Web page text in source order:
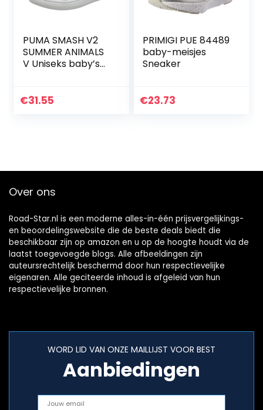
PUMA SMASH V2
SUMMER ANIMALS
V Uniseks baby’s
€31.55
PRIMIGI PUE 84489
baby-meisjes
Sneaker
€23.73
Over ons
Road-Star.nl is een moderne alles-in-één prijsvergelijkings-
en beoordelingswebsite die de beste deals biedt die
beschikbaar zijn op amazon en u op de hoogte houdt via de
laatst toegevoegde blogs. Alle afbeeldingen zijn
auteursrechtelijk beschermd door hun respectievelijke
eigenaren. Alle geciteerde inhoud is afgeleid van hun
respectievelijke bronnen.
WORD LID VAN ONZE MAILLIJST VOOR BEST
Aanbiedingen